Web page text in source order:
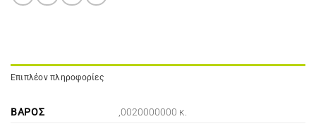
Επιπλέον πληροφορίες
ΒΆΡΟΣ ,0020000000 κ.